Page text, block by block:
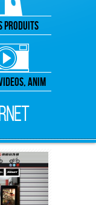
PRODUITS
ANIM